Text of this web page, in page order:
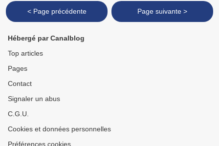
< Page précédente Page suivante >
Hébergé par Canalblog
Top articles
Pages
Contact
Signaler un abus
C.G.U.
Cookies et données personnelles
Préférences cookies